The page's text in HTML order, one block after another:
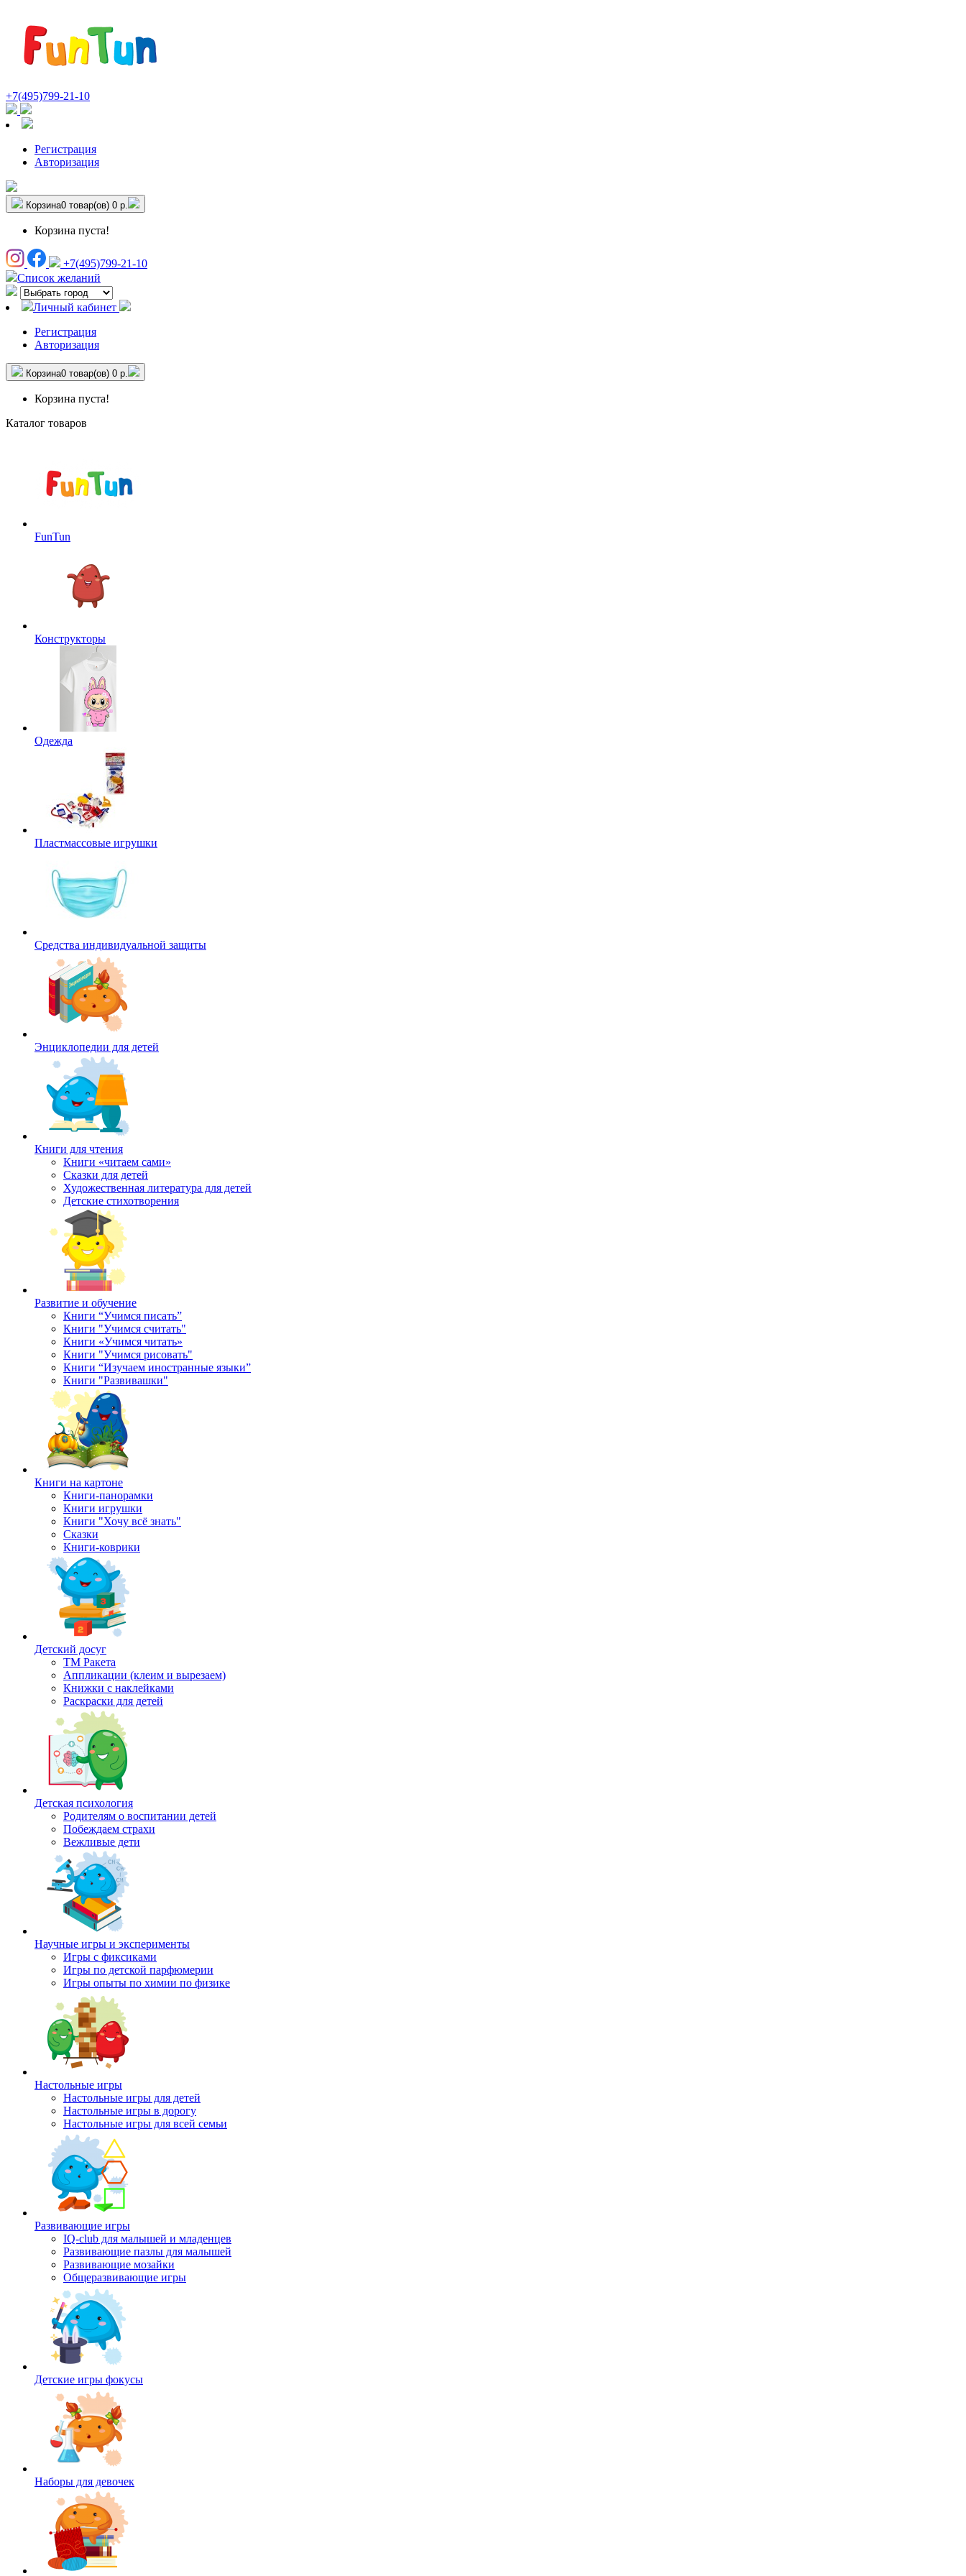
+7(495)799-21-10
Регистрация
Авторизация
Корзина0 товар(ов) 0 р.
Корзина пуста!
+7(495)799-21-10
Список желаний
Личный кабинет
Регистрация
Авторизация
Корзина0 товар(ов) 0 р.
Корзина пуста!
Каталог товаров
FunTun
Конструкторы
Одежда
Пластмассовые игрушки
Средства индивидуальной защиты
Энциклопедии для детей
Книги для чтения
Книги «читаем сами»
Сказки для детей
Художественная литература для детей
Детские стихотворения
Развитие и обучение
Книги “Учимся писать”
Книги "Учимся считать"
Книги «Учимся читать»
Книги "Учимся рисовать"
Книги “Изучаем иностранные языки”
Книги "Развивашки"
Книги на картоне
Книги-панорамки
Книги игрушки
Книги "Хочу всё знать"
Сказки
Книги-коврики
Детский досуг
ТМ Ракета
Аппликации (клеим и вырезаем)
Книжки с наклейками
Раскраски для детей
Детская психология
Родителям о воспитании детей
Побеждаем страхи
Вежливые дети
Научные игры и эксперименты
Игры с фиксиками
Игры по детской парфюмерии
Игры опыты по химии по физике
Настольные игры
Настольные игры для детей
Настольные игры в дорогу
Настольные игры для всей семьи
Развивающие игры
IQ-club для малышей и младенцев
Развивающие пазлы для малышей
Развивающие мозайки
Общеразвивающие игры
Детские игры фокусы
Наборы для девочек